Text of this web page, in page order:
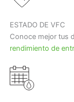
ESTADO DE VFC
Conoce mejor tus
rendimiento de